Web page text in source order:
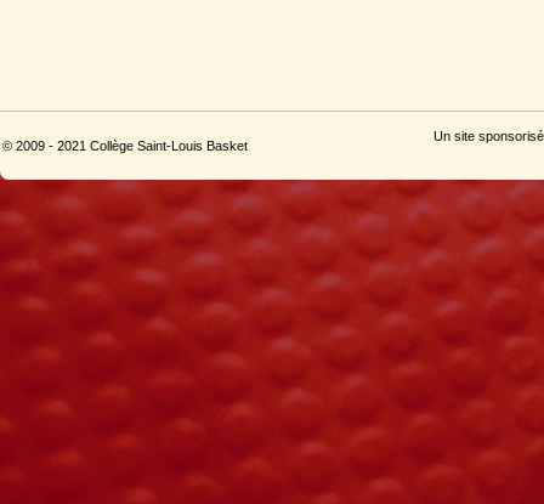
© 2009 - 2021 Collège Saint-Louis Basket
Un site